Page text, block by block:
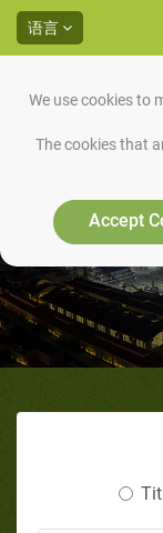
We use cookies to
The cookies that
Accept
语言
美国前